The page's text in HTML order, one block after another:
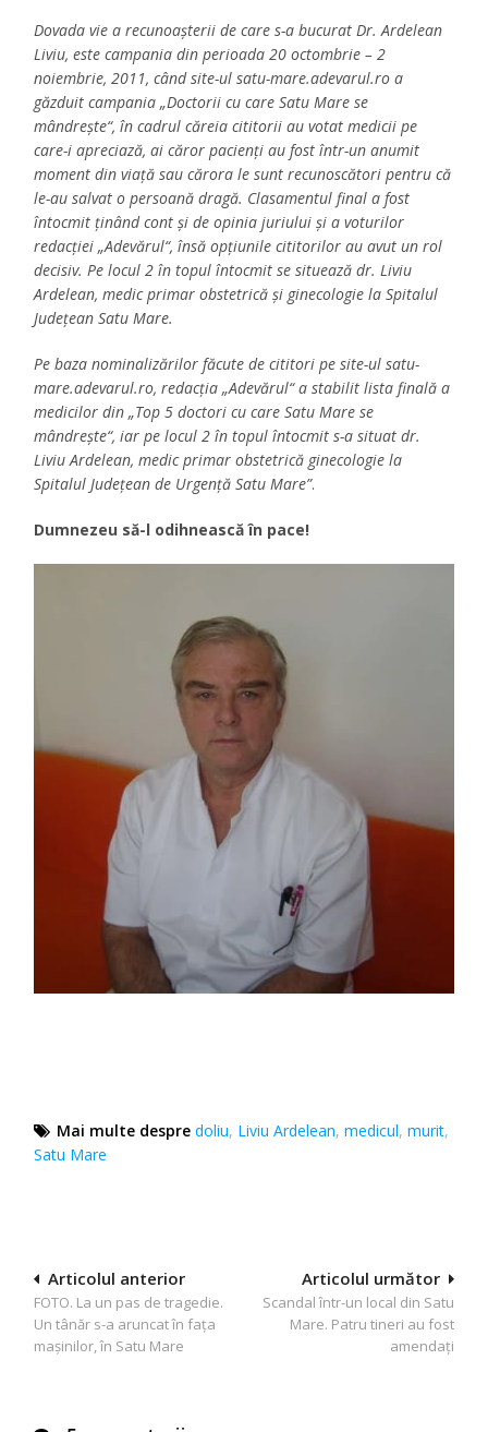
Dovada vie a recunoașterii de care s-a bucurat Dr. Ardelean
Liviu, este campania din perioada 20 octombrie – 2
noiembrie, 2011, când site-ul satu-mare.adevarul.ro a
găzduit campania „Doctorii cu care Satu Mare se
mândreşte“, în cadrul căreia cititorii au votat medicii pe
care-i apreciază, ai căror pacienţi au fost într-un anumit
moment din viaţă sau cărora le sunt recunoscători pentru că
le-au salvat o persoană dragă. Clasamentul final a fost
întocmit ţinând cont şi de opinia juriului şi a voturilor
redacţiei „Adevărul“, însă opţiunile cititorilor au avut un rol
decisiv. Pe locul 2 în topul întocmit se situează dr. Liviu
Ardelean, medic primar obstetrică şi ginecologie la Spitalul
Judeţean Satu Mare.
Pe baza nominalizărilor făcute de cititori pe site-ul satu-
mare.adevarul.ro, redacţia „Adevărul“ a stabilit lista finală a
medicilor din „Top 5 doctori cu care Satu Mare se
mândreşte“, iar pe locul 2 în topul întocmit s-a situat dr.
Liviu Ardelean, medic primar obstetrică ginecologie la
Spitalul Judeţean de Urgență Satu Mare”.
Dumnezeu să-l odihnească în pace!
Mai multe despre doliu, Liviu Ardelean,medicul,murit,
Satu Mare
Navigare
în
articole
Articolul următor
Scandal într-un local din Satu
Mare. Patru tineri au fost
amendaţi
Articolul anterior
FOTO. La un pas de tragedie.
Un tânăr s-a aruncat în fața
mașinilor, în Satu Mare